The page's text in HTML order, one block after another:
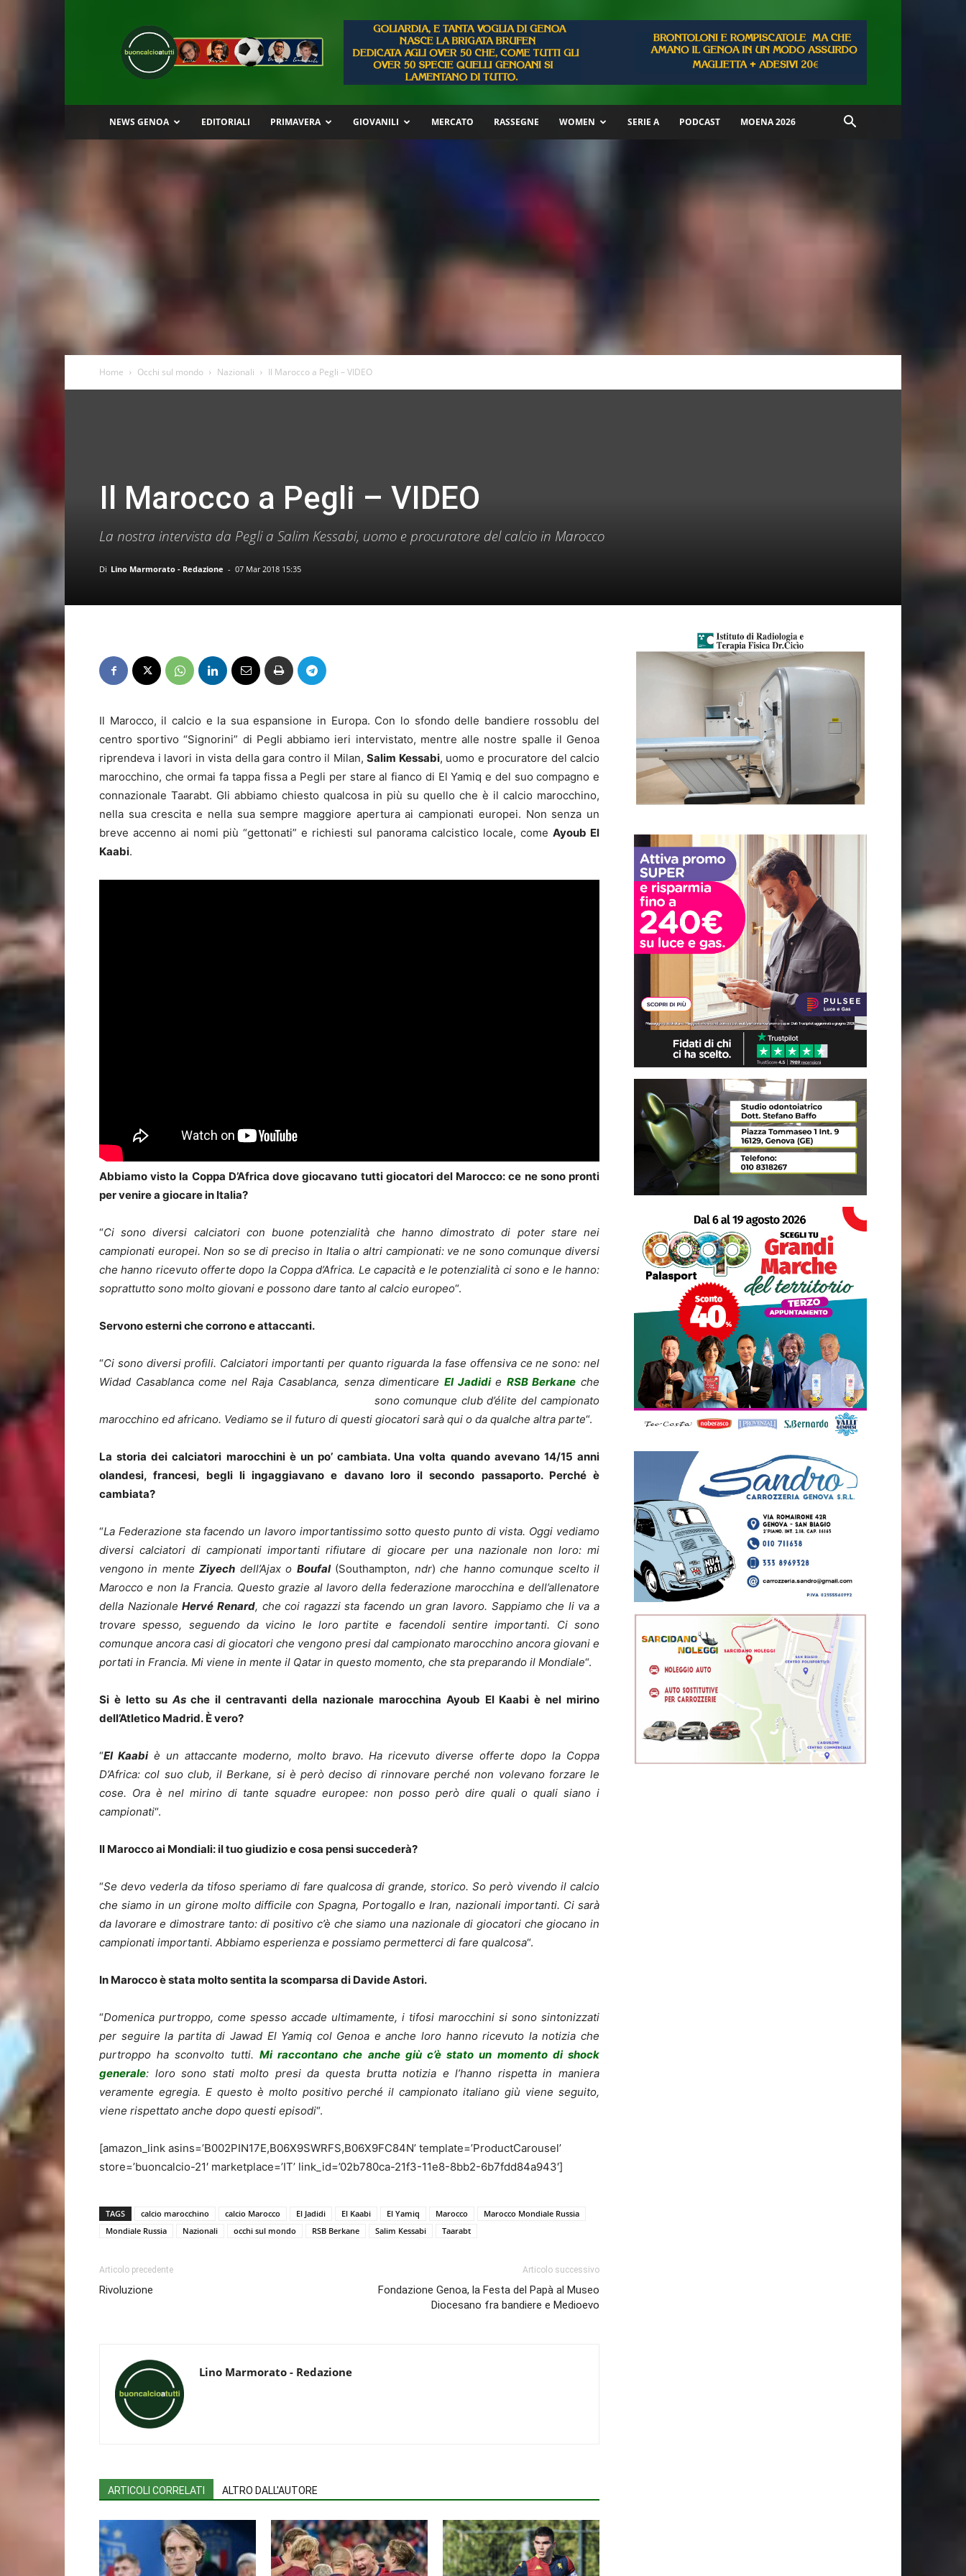
Buon
Calcio
a
Tutti
NEWS GENOA EDITORIALI PRIMAVERA GIOVANILI MERCATO RASSEGNE WOMEN SERIE A PODCAST MOENA 2026
Home Occhi sul mondo Nazionali Il Marocco a Pegli – VIDEO
Il Marocco a Pegli – VIDEO
La nostra intervista da Pegli a Salim Kessabi, uomo e procuratore del calcio in Marocco
Di Lino Marmorato - Redazione - 07 Mar 2018 15:35
Il Marocco, il calcio e la sua espansione in Europa. Con lo sfondo delle bandiere rossoblu del
centro sportivo “Signorini” di Pegli abbiamo ieri intervistato, mentre alle nostre spalle il Genoa
riprendeva i lavori in vista della gara contro il Milan, Salim Kessabi, uomo e procuratore del calcio
marocchino, che ormai fa tappa fissa a Pegli per stare al fianco di El Yamiq e del suo compagno e
connazionale Taarabt. Gli abbiamo chiesto qualcosa in più su quello che è il calcio marocchino,
nella sua crescita e nella sua sempre maggiore apertura ai campionati europei. Non senza un
breve accenno ai nomi più “gettonati” e richiesti sul panorama calcistico locale, come Ayoub El
Kaabi.
Abbiamo visto la Coppa D’Africa dove giocavano tutti giocatori del Marocco: ce ne sono pronti
per venire a giocare in Italia?
“Ci sono diversi calciatori con buone potenzialità che hanno dimostrato di poter stare nei
campionati europei. Non so se di preciso in Italia o altri campionati: ve ne sono comunque diversi
che hanno ricevuto offerte dopo la Coppa d’Africa. Le capacità e le potenzialità ci sono e le hanno:
soprattutto sono molto giovani e possono dare tanto al calcio europeo“.
Servono esterni che corrono e attaccanti.
“Ci sono diversi profili. Calciatori importanti per quanto riguarda la fase offensiva ce ne sono: nel
Widad Casablanca come nel Raja Casablanca, senza dimenticare El Jadidie RSB Berkane che
sono comunque club d’élite del campionato
marocchino ed africano. Vediamo se il futuro di questi giocatori sarà qui o da qualche altra parte“.
La storia dei calciatori marocchini è un po’ cambiata. Una volta quando avevano 14/15 anni
olandesi, francesi, begli li ingaggiavano e davano loro il secondo passaporto. Perché è
cambiata?
“La Federazione sta facendo un lavoro importantissimo sotto questo punto di vista. Oggi vediamo
diversi calciatori di campionati importanti rifiutare di giocare per una nazionale non loro: mi
vengono in menteZiyech dell’Ajax o Boufal(Southampton, ndr)che hanno comunque scelto il
Marocco e non la Francia. Questo grazie al lavoro della federazione marocchina e dell’allenatore
della NazionaleHervé Renard, che coi ragazzi sta facendo un gran lavoro. Sappiamo che li va a
trovare spesso, seguendo da vicino le loro partite e facendoli sentire importanti. Ci sono
comunque ancora casi di giocatori che vengono presi dal campionato marocchino ancora giovani e
portati in Francia. Mi viene in mente il Qatar in questo momento, che sta preparando il Mondiale“.
Si è letto su Asche il centravanti della nazionale marocchina Ayoub El Kaabi è nel mirino
dell’Atletico Madrid. È vero?
“El Kaabiè un attaccante moderno, molto bravo. Ha ricevuto diverse offerte dopo la Coppa
D’Africa: col suo club, il Berkane, si è però deciso di rinnovare perché non volevano forzare le
cose. Ora è nel mirino di tante squadre europee: non posso però dire quali o quali siano i
campionati“.
Il Marocco ai Mondiali: il tuo giudizio e cosa pensi succederà?
“Se devo vederla da tifoso speriamo di fare qualcosa di grande, storico. So però vivendo il calcio
che siamo in un girone molto difficile con Spagna, Portogallo e Iran, nazionali importanti. Ci sarà
da lavorare e dimostrare tanto: di positivo c’è che siamo una nazionale di giocatori che giocano in
campionati importanti. Abbiamo esperienza e possiamo permetterci di fare qualcosa“.
In Marocco è stata molto sentita la scomparsa di Davide Astori.
“Domenica purtroppo, come spesso accade ultimamente, i tifosi marocchini si sono sintonizzati
per seguire la partita di Jawad El Yamiq col Genoa e anche loro hanno ricevuto la notizia che
purtroppo ha sconvolto tutti. Mi raccontano che anche giù c’è stato un momento di shock
generale: loro sono stati molto presi da questa brutta notizia e l’hanno rispetta in maniera
veramente egregia. E questo è molto positivo perché il campionato italiano giù viene seguito,
viene rispettato anche dopo questi episodi“.
[amazon_link asins=’B002PIN17E,B06X9SWRFS,B06X9FC84N’ template=’ProductCarousel’
store=’buoncalcio-21′ marketplace=’IT’ link_id=’02b780ca-21f3-11e8-8bb2-6b7fdd84a943′]
TAGS calcio marocchino calcio Marocco El Jadidi El Kaabi El Yamiq Marocco
Marocco Mondiale Russia
Mondiale Russia
Nazionali occhi sul mondo RSB Berkane Salim Kessabi Taarabt
Articolo precedente
Rivoluzione
Articolo successivo
Fondazione Genoa, la Festa del Papà al Museo
Diocesano fra bandiere e Medioevo
Lino Marmorato - Redazione
ARTICOLI CORRELATI ALTRO DALL'AUTORE